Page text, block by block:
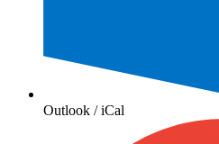
Outlook / iCal